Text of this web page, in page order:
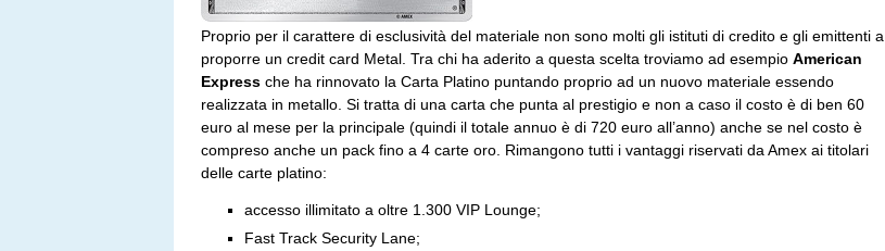
Proprio per il carattere di esclusività del materiale non sono molti gli istituti di credito e gli emittenti a
proporre un credit card Metal. Tra chi ha aderito a questa scelta troviamo ad esempio American
Express che ha rinnovato la Carta Platino puntando proprio ad un nuovo materiale essendo
realizzata in metallo. Si tratta di una carta che punta al prestigio e non a caso il costo è di ben 60
euro al mese per la principale (quindi il totale annuo è di 720 euro all’anno) anche se nel costo è
compreso anche un pack fino a 4 carte oro. Rimangono tutti i vantaggi riservati da Amex ai titolari
delle carte platino:
accesso illimitato a oltre 1.300 VIP Lounge;
Fast Track Security Lane;